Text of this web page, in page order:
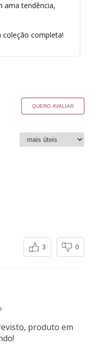
ama tendência,
coleção completa!
QUERO AVALIAR
3 0
produto em